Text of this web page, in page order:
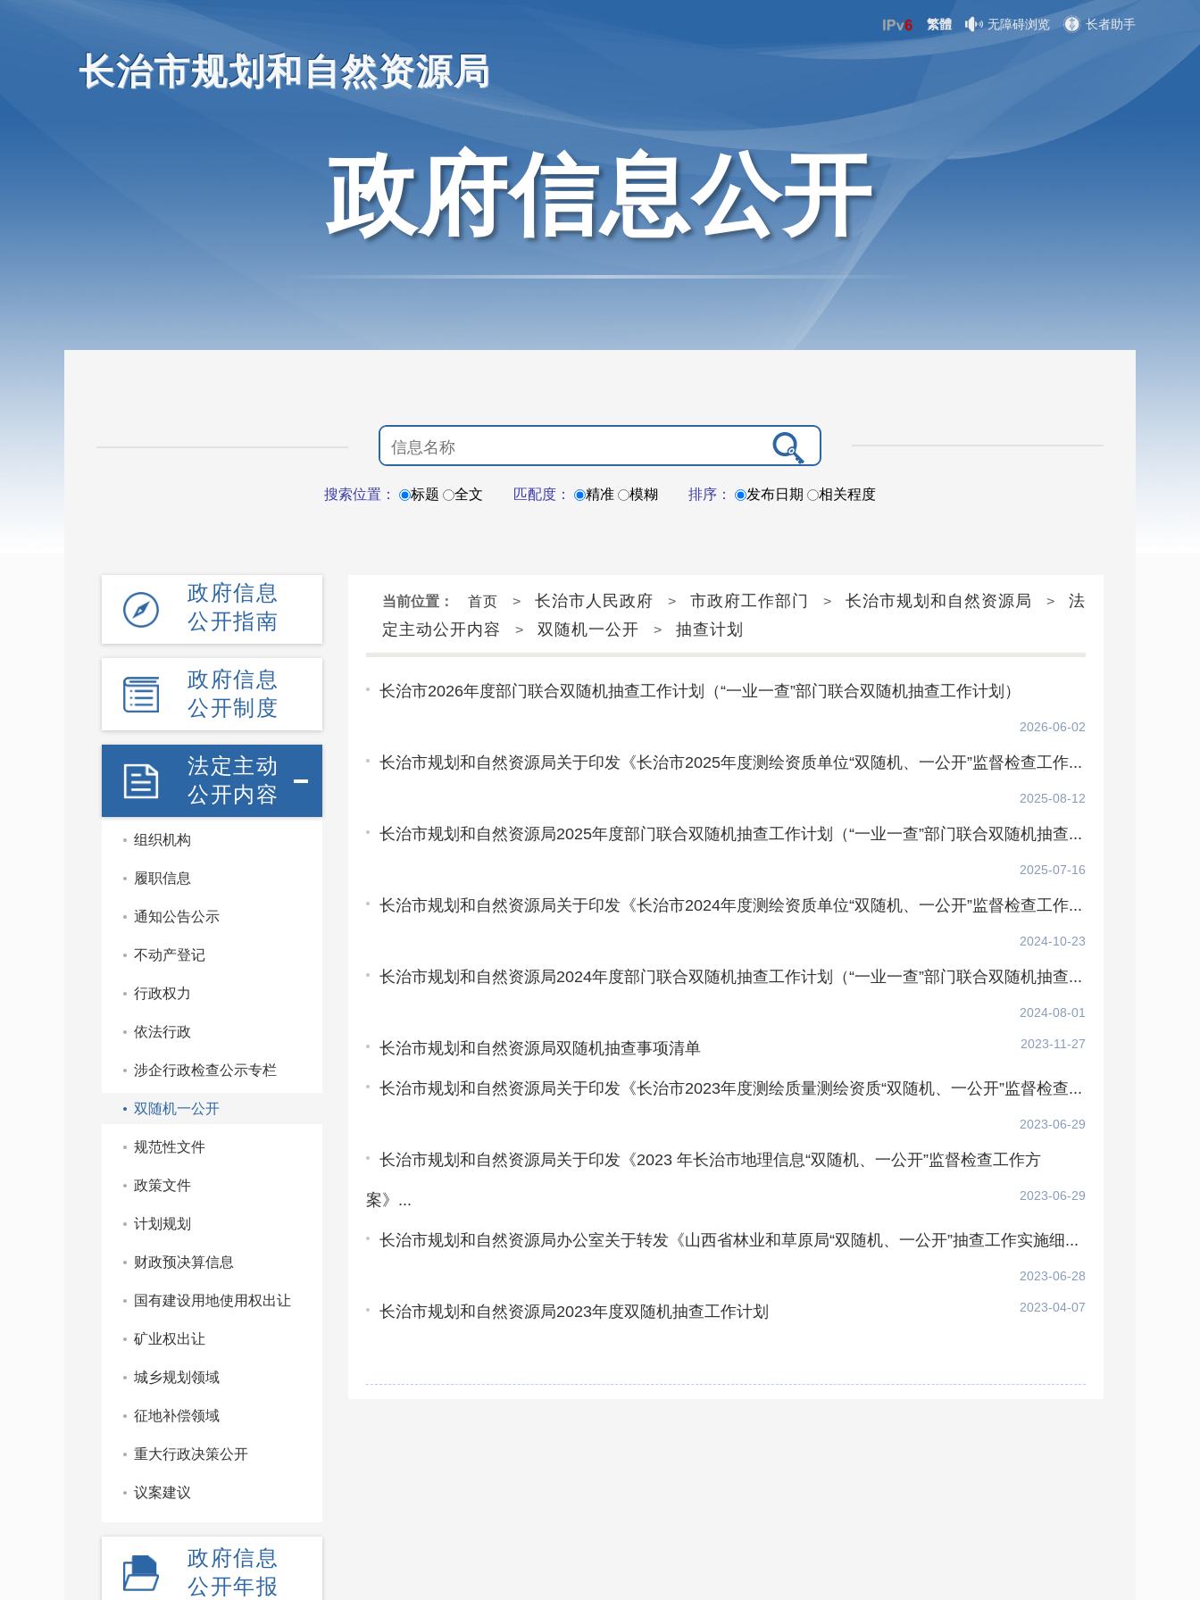
长治市规划和自然资源局
繁體 无障碍浏览 长者助手
政府信息公开
搜索位置： 标题 全文 匹配度： 精准 模糊 排序： 发布日期 相关程度
政府信息
公开指南
政府信息
公开制度
法定主动
公开内容
组织机构
履职信息
通知公告公示
不动产登记
行政权力
依法行政
涉企行政检查公示专栏
双随机一公开
规范性文件
政策文件
计划规划
财政预决算信息
国有建设用地使用权出让
矿业权出让
城乡规划领域
征地补偿领域
重大行政决策公开
议案建议
政府信息
公开年报
当前位置： 首页 > 长治市人民政府 > 市政府工作部门 > 长治市规划和自然资源局 >
法
定主动公开内容
> 双随机一公开 > 抽查计划
长治市2026年度部门联合双随机抽查工作计划（“一业一查”部门联合双随机抽查工作计划）
2026-06-02
长治市规划和自然资源局关于印发《长治市2025年度测绘资质单位“双随机、一公开”监督检查工作...
2025-08-12
长治市规划和自然资源局2025年度部门联合双随机抽查工作计划（“一业一查”部门联合双随机抽查...
2025-07-16
长治市规划和自然资源局关于印发《长治市2024年度测绘资质单位“双随机、一公开”监督检查工作...
2024-10-23
长治市规划和自然资源局2024年度部门联合双随机抽查工作计划（“一业一查”部门联合双随机抽查...
2024-08-01
长治市规划和自然资源局双随机抽查事项清单 2023-11-27
长治市规划和自然资源局关于印发《长治市2023年度测绘质量测绘资质“双随机、一公开”监督检查...
2023-06-29
长治市规划和自然资源局关于印发《2023 年长治市地理信息“双随机、一公开”监督检查工作方
案》... 2023-06-29
长治市规划和自然资源局办公室关于转发《山西省林业和草原局“双随机、一公开”抽查工作实施细...
2023-06-28
长治市规划和自然资源局2023年度双随机抽查工作计划 2023-04-07